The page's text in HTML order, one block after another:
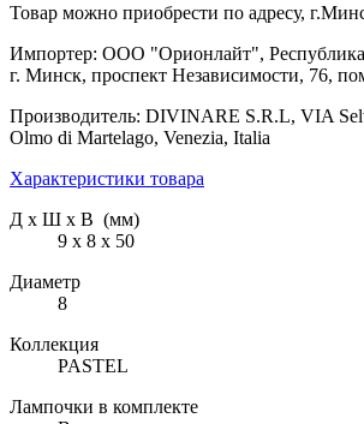
Товар можно приобрести по адресу,
Импортер: ООО "Орионлайт", Республика
г. Минск, проспект Независимости, 76,
Производитель: DIVINARE S.R.L, VIA
Olmo di Martelago, Venezia, Italia
Характеристики товара
Д х Ш х В (мм)
9 х 8 х 50
Диаметр
8
Коллекция
PASTEL
Лампочки в комплекте